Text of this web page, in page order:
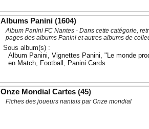
Albums Panini (1604)
Album Panini FC Nantes - Dans cette catégorie,
pages des albums Panini et autres albums de
Sous album(s) :
Album Panini, Vignettes Panini, "Le monde
en Match, Football , Panini Cards
Onze Mondial Cartes (45)
Fiches des joueurs nantais par Onze mondial